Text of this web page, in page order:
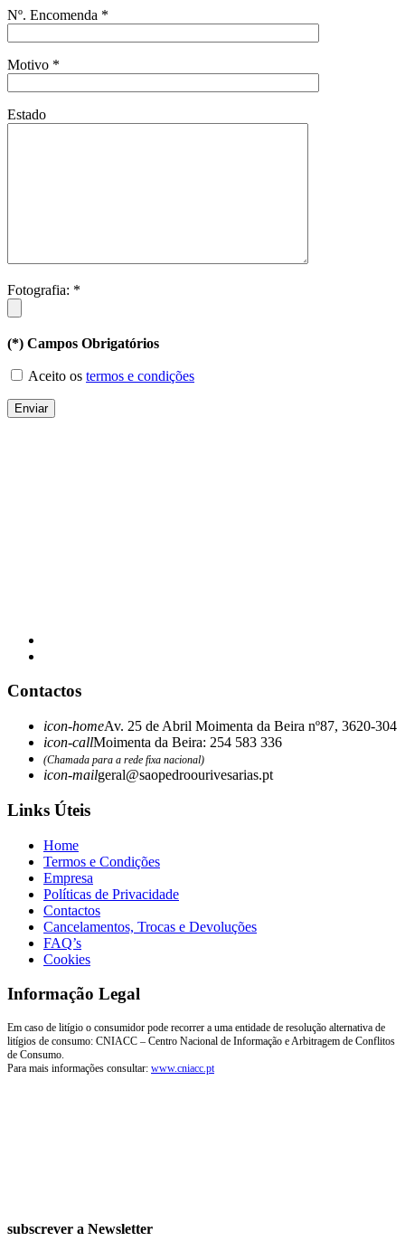
Nº. Encomenda *
Motivo *
Estado
Fotografia: *
(*) Campos Obrigatórios
Aceito os termos e condições
Contactos
icon-homeAv. 25 de Abril Moimenta da Beira nº87, 3620-304
icon-callMoimenta da Beira: 254 583 336
(Chamada para a rede fixa nacional)
icon-mailgeral@saopedroourivesarias.pt
Links Úteis
Home
Termos e Condições
Empresa
Políticas de Privacidade
Contactos
Cancelamentos, Trocas e Devoluções
FAQ’s
Cookies
Informação Legal
Em caso de litígio o consumidor pode recorrer a uma entidade de resolução alternativa de
litígios de consumo: CNIACC – Centro Nacional de Informação e Arbitragem de Conflitos
de Consumo.
Para mais informações consultar: www.cniacc.pt
subscrever a Newsletter